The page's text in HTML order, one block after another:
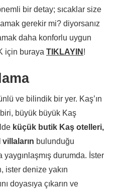
bir detay; sıcaklar size
gerekir mi? diyorsanız
daha konforlu uygun
için buraya TIKLAYIN !
ve bilindik bir yer. Kaş’ın
büyük büyük Kaş
küçük butik Kaş otelleri,
bulunduğu
durumda. İster
ister denize yakın
doyasıya çıkarın ve